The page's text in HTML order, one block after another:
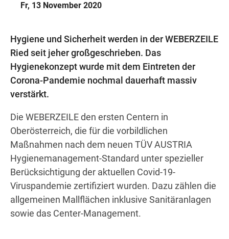
Wegbeschreibung
Fr, 13 November 2020
Hygiene und Sicherheit werden in der WEBERZEILE
Ried seit jeher großgeschrieben. Das
Hygienekonzept wurde mit dem Eintreten der
Corona-Pandemie nochmal dauerhaft massiv
verstärkt.
Die WEBERZEILE den ersten Centern in
Oberösterreich, die für die vorbildlichen
Maßnahmen nach dem neuen TÜV AUSTRIA
Hygienemanagement-Standard unter spezieller
Berücksichtigung der aktuellen Covid-19-
Viruspandemie zertifiziert wurden. Dazu zählen die
allgemeinen Mallflächen inklusive Sanitäranlagen
sowie das Center-Management.